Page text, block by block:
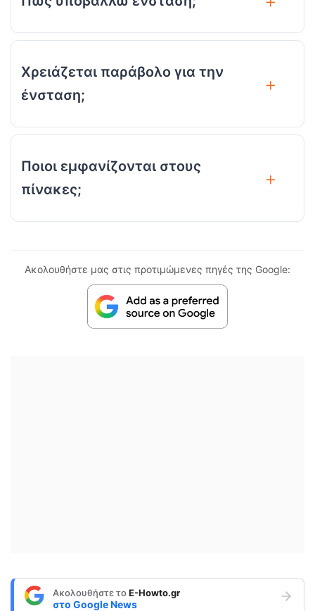
Χρειάζεται παράβολο για την
ένσταση;
Ποιοι εμφανίζονται στους
πίνακες;
Ακολουθήστε μας στις προτιμώμενες πηγές της Google:
Ακολουθήστε τοE-Howto.gr
στο Google News